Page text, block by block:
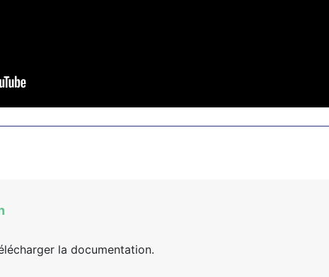
la documentation.